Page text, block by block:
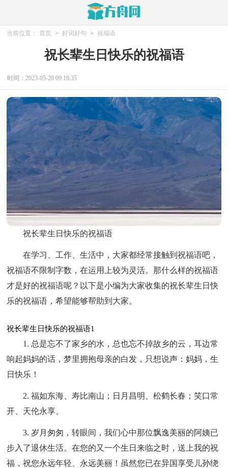
当前位置： 首页 > 好词好句 > 祝福语
祝长辈生日快乐的祝福语
时间：2023-05-20 09:16:35
祝长辈生日快乐的祝福语
在学习、工作、生活中，大家都经常接触到祝福语吧，
祝福语不限制字数，在运用上较为灵活。那什么样的祝福语
才是好的祝福语呢？以下是小编为大家收集的祝长辈生日快
乐的祝福语，希望能够帮助到大家。
祝长辈生日快乐的祝福语1
1. 总是忘不了家乡的水，总也忘不掉故乡的云，耳边常
响起妈妈的话，梦里拥抱母亲的白发，只想说声：妈妈，生
日快乐！
2. 福如东海、寿比南山；日月昌明、松鹤长春；笑口常
开、天伦永享。
3. 岁月匆匆，转眼间，我们心中那位飘逸美丽的阿姨已
步入了退休生活。在您的又一个生日来临之时，送上我的祝
福，祝您永远年轻、永远美丽！虽然您已在异国享受儿孙绕